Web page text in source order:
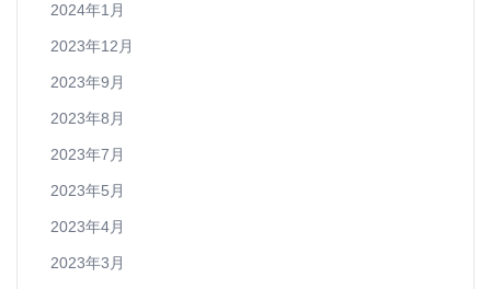
2024年1月
2023年12月
2023年9月
2023年8月
2023年7月
2023年5月
2023年4月
2023年3月